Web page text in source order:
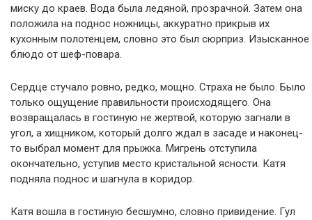
миску до краев. Вода была ледяной, прозрачной. Затем она
положила на поднос ножницы, аккуратно прикрыв их
кухонным полотенцем, словно это был сюрприз. Изысканное
блюдо от шеф-повара.
Сердце стучало ровно, редко, мощно. Страха не было. Было
только ощущение правильности происходящего. Она
возвращалась в гостиную не жертвой, которую загнали в
угол, а хищником, который долго ждал в засаде и наконец-
то выбрал момент для прыжка. Мигрень отступила
окончательно, уступив место кристальной ясности. Катя
подняла поднос и шагнула в коридор.
Катя вошла в гостиную бесшумно, словно привидение. Гул